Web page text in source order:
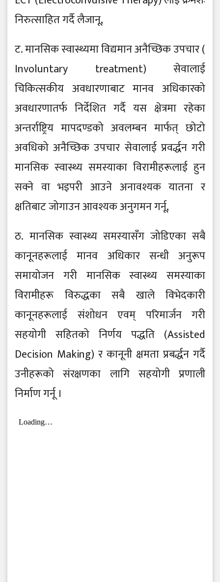
निरुत्साहित गर्दै लैजानू,
ट. मानसिक स्वास्थ्यमा विद्यमान अनैच्छिक उपचार (
Involuntary treatment) सेवालाई
चिकित्सकीय अवधारणाबाट मानव अधिकारको
अवधारणातर्फ निर्देशित गर्दै यस क्षेत्रमा रहेका
अन्तर्राष्ट्रिय मापदण्डको अवलम्बन मार्फत् छोटो
अवधिको अनैच्छिक उपचार सेवालाई प्रवर्द्धन गरी
मानसिक स्वास्थ्य समस्याका विरामीहरूलाई हुन
सक्ने वा भइपरी आउने अनावश्यक यातना र
क्षतिबाट जोगाउन आवश्यक अनुगमन गर्नू,
ठ. मानसिक स्वास्थ्य समस्यासँग जोडिएका सबै
कानूनहरूलाई मानव अधिकार सन्धी अनुरूप
समायोजन गरी मानसिक स्वास्थ्य समस्याका
विरामीहरू विरुद्धका सबै खाले विभेदकारी
कानूनहरूलाई संशोधन एवम् परिमार्जन गरी
सहयोगी सहितको निर्णय पद्धति (Assisted
Decision Making) र कानूनी क्षमता प्रबर्द्धन गर्दै
उनीहरूको संरक्षणका लागि सहयोगी प्रणाली
निर्माण गर्नू ।